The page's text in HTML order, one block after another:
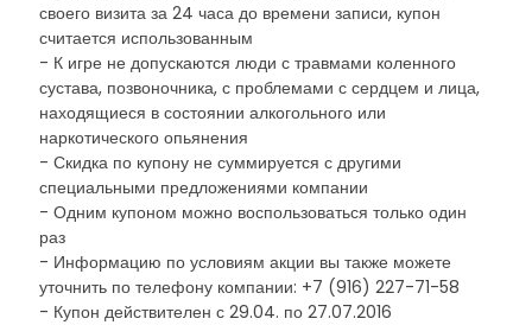
своего визита за 24 часа до времени записи, купон
считается использованным
- К игре не допускаются люди с травмами коленного
сустава, позвоночника, с проблемами с сердцем и лица,
находящиеся в состоянии алкогольного или
наркотического опьянения
- Скидка по купону не суммируется с другими
специальными предложениями компании
- Одним купоном можно воспользоваться только один
раз
- Информацию по условиям акции вы также можете
уточнить по телефону компании: +7 (916) 227-71-58
- Купон действителен с 29.04. по 27.07.2016